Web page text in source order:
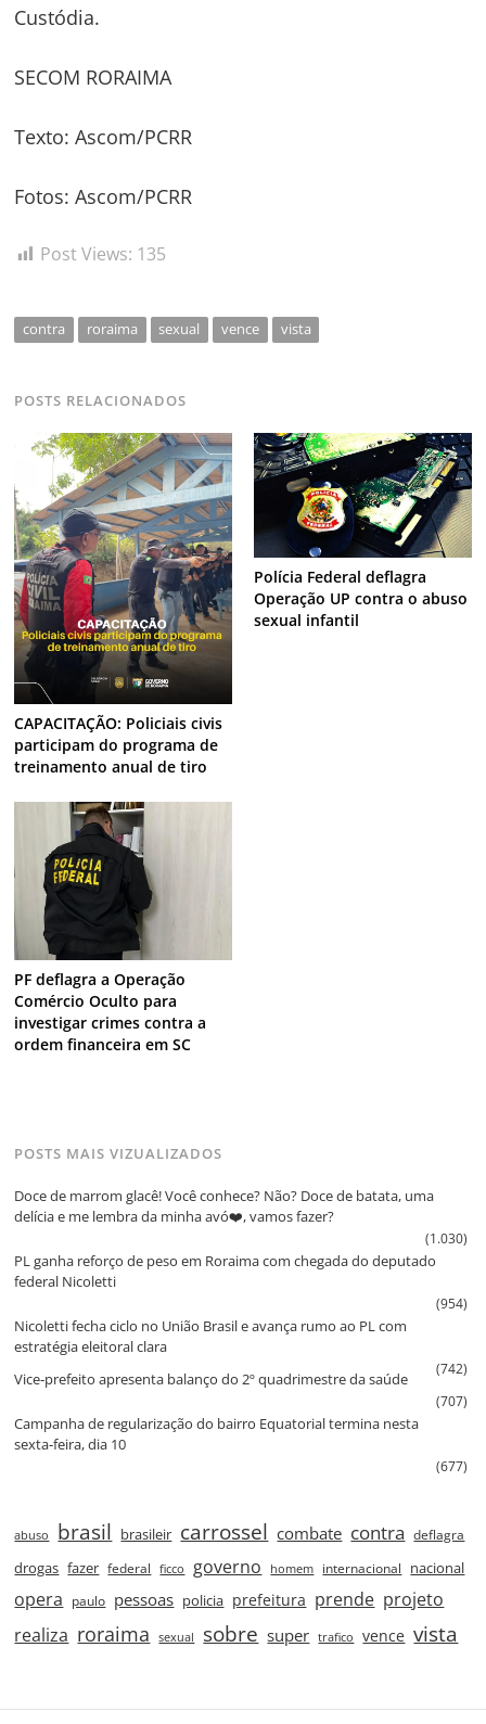
Custódia.
SECOM RORAIMA
Texto: Ascom/PCRR
Fotos: Ascom/PCRR
Post Views: 135
contra roraima sexual vence vista
POSTS RELACIONADOS
CAPACITAÇÃO: Policiais civis
participam do programa de
treinamento anual de tiro
Polícia Federal deflagra
Operação UP contra o abuso
sexual infantil
PF deflagra a Operação
Comércio Oculto para
investigar crimes contra a
ordem financeira em SC
POSTS MAIS VIZUALIZADOS
Doce de marrom glacê! Você conhece? Não? Doce de batata, uma
delícia e me lembra da minha avó❤️, vamos fazer?
(1.030)
PL ganha reforço de peso em Roraima com chegada do deputado
federal Nicoletti
(954)
Nicoletti fecha ciclo no União Brasil e avança rumo ao PL com
estratégia eleitoral clara
(742)
Vice‑prefeito apresenta balanço do 2º quadrimestre da saúde
(707)
Campanha de regularização do bairro Equatorial termina nesta
sexta‑feira, dia 10
(677)
abuso brasil brasileir carrossel combate contra deflagra
drogas fazer federal ficco governo homem internacional nacional
opera paulo pessoas policia prefeitura prende projeto
realiza roraima sexual sobre super trafico vence vista